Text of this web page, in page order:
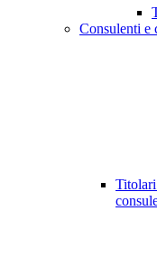
Consulenti e